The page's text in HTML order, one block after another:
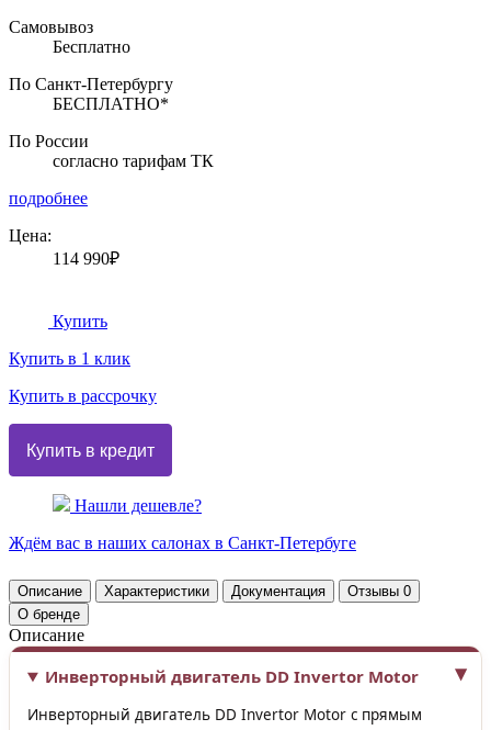
Самовывоз
Бесплатно
По Санкт-Петербургу
БЕСПЛАТНО*
По России
согласно тарифам ТК
подробнее
Цена:
114 990₽
Купить
Купить в 1 клик
Купить в рассрочку
Нашли дешевле?
Ждём вас в наших салонах в Санкт-Петербуге
Описание Характеристики Документация Отзывы 0
О бренде
Описание
Инверторный двигатель DD Invertor Motor
Инверторный двигатель DD Invertor Motor с прямым